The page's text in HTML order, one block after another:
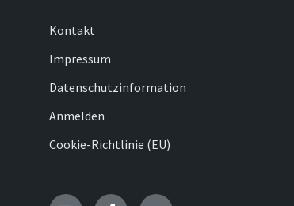
Kontakt
Impressum
Datenschutzinformation
Anmelden
Cookie-Richtlinie (EU)